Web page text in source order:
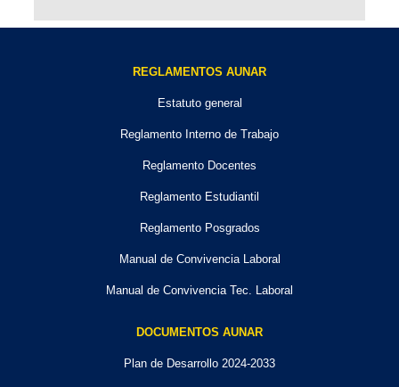
REGLAMENTOS AUNAR
Estatuto general
Reglamento Interno de Trabajo
Reglamento Docentes
Reglamento Estudiantil
Reglamento Posgrados
Manual de Convivencia Laboral
Manual de Convivencia Tec. Laboral
DOCUMENTOS AUNAR
Plan de Desarrollo 2024-2033